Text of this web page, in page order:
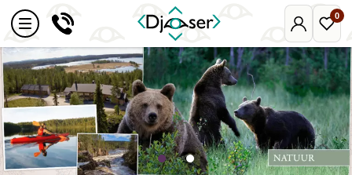
Mijn
Djoser
0